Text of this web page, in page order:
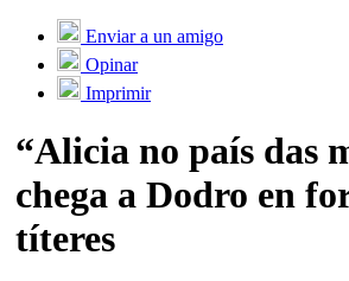
Enviar a un amigo
Opinar
Imprimir
“Alicia no país das
chega a Dodro en
títeres